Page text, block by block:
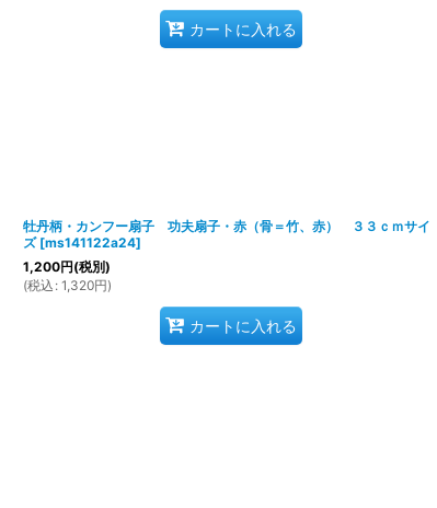
カートに入れる
牡丹柄・カンフー扇子 功夫扇子・赤（骨＝竹、赤） ３３ｃｍサイ
ズ [ms141122a24]
1,200円(税別)
(税込 : 1,320円)
カートに入れる